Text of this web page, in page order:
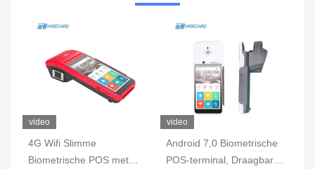
video
4G Wifi Slimme
Biometrische POS met
video
Android 7,0 Biometrische
POS-terminal, Draagbare